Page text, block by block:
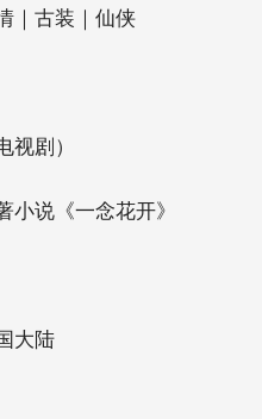
｜古装｜仙侠
视剧）
小说《一念花开》
大陆